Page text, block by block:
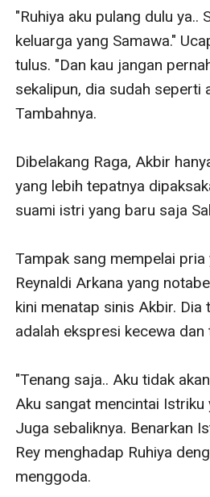
"Ruhiya aku pulang dulu ya..
keluarga yang Samawa."
tulus. "Dan kau jangan
sekalipun, dia sudah seperti
Tambahnya.
Dibelakang Raga, Akbir
yang lebih tepatnya
suami istri yang baru saja
Tampak sang mempelai pria
Reynaldi Arkana yang
kini menatap sinis Akbir. Dia
adalah ekspresi kecewa dan
"Tenang saja.. Aku tidak
Aku sangat mencintai Istriku
Juga sebaliknya. Benarkan
Rey menghadap Ruhiya
menggoda.